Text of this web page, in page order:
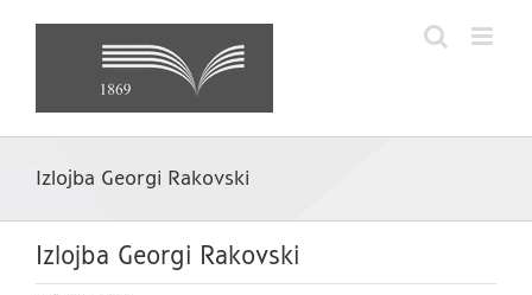
Izlojba Georgi Rakovski
Izlojba Georgi Rakovski